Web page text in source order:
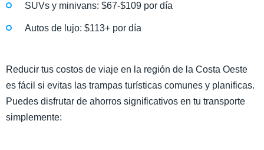
SUVs y minivans: $67-$109 por día
Autos de lujo: $113+ por día
Reducir tus costos de viaje en la región de la Costa Oeste
es fácil si evitas las trampas turísticas comunes y planificas.
Puedes disfrutar de ahorros significativos en tu transporte
simplemente: